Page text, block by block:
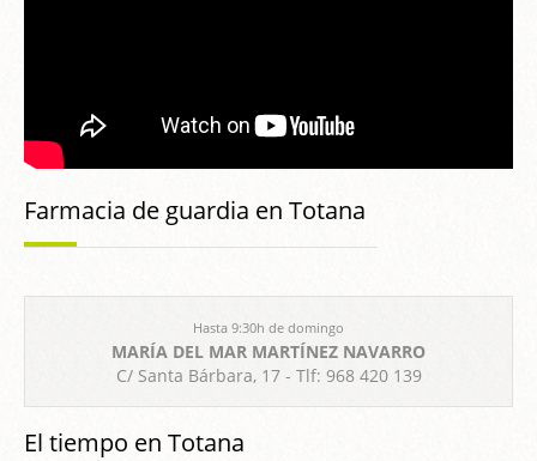
Farmacia de guardia en Totana
Hasta 9:30h de domingo
MARÍA DEL MAR MARTÍNEZ NAVARRO
C/ Santa Bárbara, 17 - Tlf: 968 420 139
El tiempo en Totana